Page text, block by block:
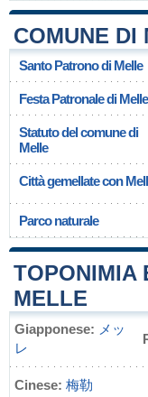
COMUNE DI
Santo Patrono di Melle
Festa Patronale di Melle
Statuto del comune di
Melle
Città gemellate con
Parco naturale
TOPONIMIA
MELLE
Giapponese: メッ
レ
Cinese: 梅勒